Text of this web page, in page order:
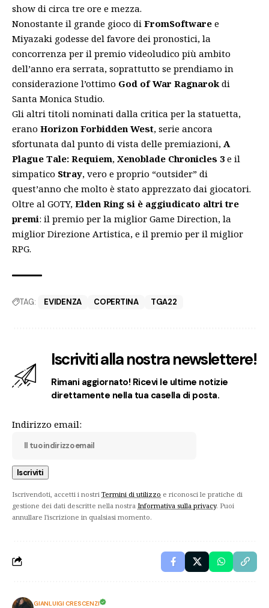
show di circa tre ore e mezza.
Nonostante il grande gioco di FromSoftware e
Miyazaki godesse del favore dei pronostici, la
concorrenza per il premio videoludico più ambito
dell’anno era serrata, soprattutto se prendiamo in
considerazione l’ottimo God of War Ragnarok di
Santa Monica Studio.
Gli altri titoli nominati dalla critica per la statuetta,
erano Horizon Forbidden West, serie ancora
sfortunata dal punto di vista delle premiazioni, A
Plague Tale: Requiem, Xenoblade Chronicles 3 e il
simpatico Stray, vero e proprio “outsider” di
quest’anno che molto è stato apprezzato dai giocatori.
Oltre al GOTY, Elden Ring si è aggiudicato altri tre
premi: il premio per la miglior Game Direction, la
miglior Direzione Artistica, e il premio per il miglior
RPG.
TAG: EVIDENZA COPERTINA TGA22
Iscriviti alla nostra newslettere!
Rimani aggiornato! Ricevi le ultime notizie
direttamente nella tua casella di posta.
Indirizzo email:
Iscrivendoti, accetti i nostri Termini di utilizzo e riconosci le pratiche di
gestione dei dati descritte nella nostra Informativa sulla privacy. Puoi
annullare l'iscrizione in qualsiasi momento.
GIANLUIGI CRESCENZI